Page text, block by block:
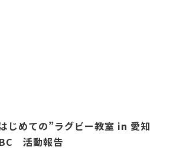
めての”ラグビー教室 in 愛知
活動報告